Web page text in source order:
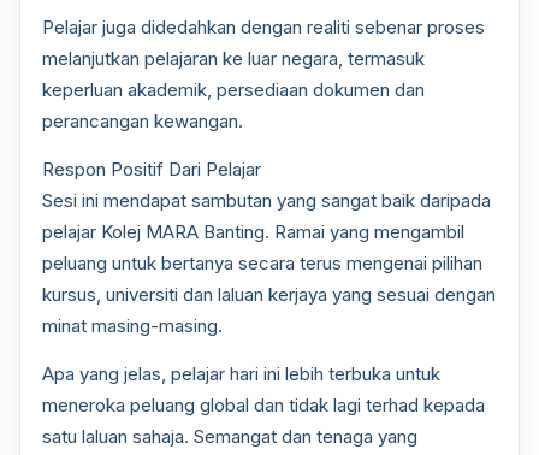
Pelajar juga didedahkan dengan realiti sebenar proses
melanjutkan pelajaran ke luar negara, termasuk
keperluan akademik, persediaan dokumen dan
perancangan kewangan.
Respon Positif Dari Pelajar
Sesi ini mendapat sambutan yang sangat baik daripada
pelajar Kolej MARA Banting. Ramai yang mengambil
peluang untuk bertanya secara terus mengenai pilihan
kursus, universiti dan laluan kerjaya yang sesuai dengan
minat masing-masing.
Apa yang jelas, pelajar hari ini lebih terbuka untuk
meneroka peluang global dan tidak lagi terhad kepada
satu laluan sahaja. Semangat dan tenaga yang